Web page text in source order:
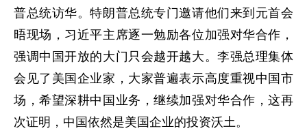
普总统访华。特朗普总统专门邀请他们来到元首会
晤现场，习近平主席逐一勉励各位加强对华合作，
强调中国开放的大门只会越开越大。李强总理集体
会见了美国企业家，大家普遍表示高度重视中国市
场，希望深耕中国业务，继续加强对华合作，这再
次证明，中国依然是美国企业的投资沃土。